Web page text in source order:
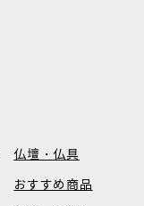
仏壇・仏具
おすすめ商品